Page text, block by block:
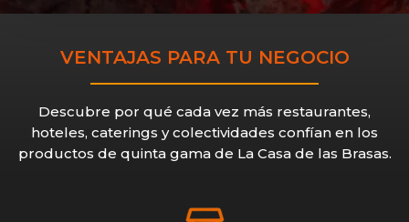
VENTAJAS PARA TU NEGOCIO
Descubre por qué cada vez más restaurantes,
hoteles, caterings y colectividades confían en los
productos de quinta gama de La Casa de las Brasas.